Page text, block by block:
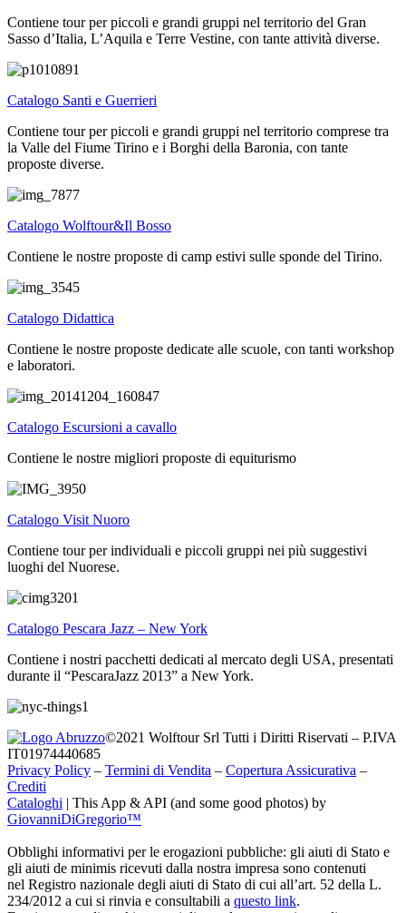
Contiene tour per piccoli e grandi gruppi nel territorio del Gran
Sasso d’Italia, L’Aquila e Terre Vestine, con tante attività diverse.
Catalogo Santi e Guerrieri
Contiene tour per piccoli e grandi gruppi nel territorio comprese tra
la Valle del Fiume Tirino e i Borghi della Baronia, con tante
proposte diverse.
Catalogo Wolftour&Il Bosso
Contiene le nostre proposte di camp estivi sulle sponde del Tirino.
Catalogo Didattica
Contiene le nostre proposte dedicate alle scuole, con tanti workshop
e laboratori.
Catalogo Escursioni a cavallo
Contiene le nostre migliori proposte di equiturismo
Catalogo Visit Nuoro
Contiene tour per individuali e piccoli gruppi nei più suggestivi
luoghi del Nuorese.
Catalogo Pescara Jazz – New York
Contiene i nostri pacchetti dedicati al mercato degli USA, presentati
durante il “PescaraJazz 2013” a New York.
©2021 Wolftour Srl Tutti i Diritti Riservati – P.IVA
IT01974440685
Privacy Policy – Termini di Vendita – Copertura Assicurativa –
Crediti
Cataloghi | This App & API (and some good photos) by
GiovanniDiGregorio™
Obblighi informativi per le erogazioni pubbliche: gli aiuti di Stato e
gli aiuti de minimis ricevuti dalla nostra impresa sono contenuti
nel Registro nazionale degli aiuti di Stato di cui all’art. 52 della L.
234/2012 a cui si rinvia e consultabili a questo link.